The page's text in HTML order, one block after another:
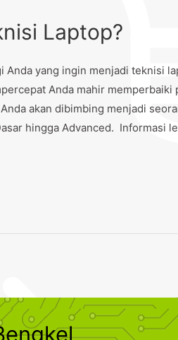
Laptop?
yang ingin menjadi teknisi
Anda mahir
akan dibimbing menjadi
hingga Advanced. Informasi